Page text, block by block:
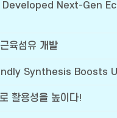
Next-Gen
육섬유 개발
Synthesis Boosts
활용성을 높이다!